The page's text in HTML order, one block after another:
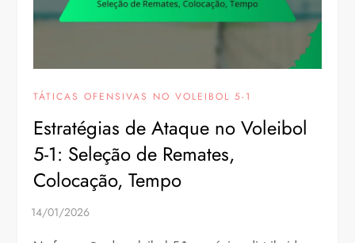
TÁTICAS OFENSIVAS NO VOLEIBOL 5-1
Estratégias de Ataque no Voleibol
5-1: Seleção de Remates,
Colocação, Tempo